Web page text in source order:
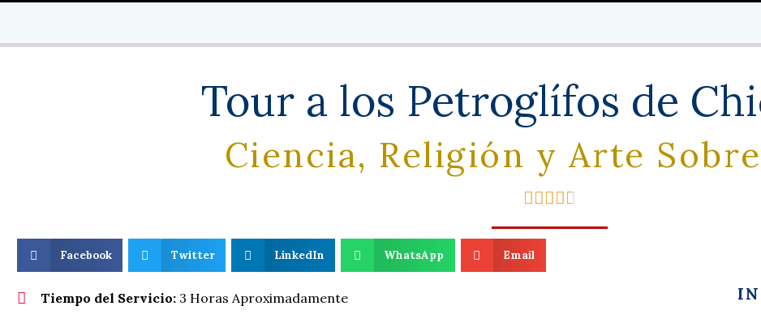
Tour a los Petroglífos de
Ciencia, Religión y Arte Sobre

Facebook Twitter LinkedIn WhatsApp Email
Tiempo del Servicio:3 Horas Aproximadamente